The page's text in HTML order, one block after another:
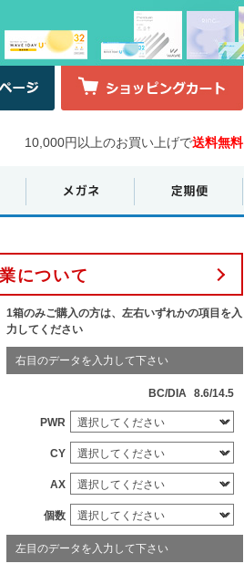
10,000円以上のお買い上げで送料無料
について
1箱のみご購入の方は、左右いずれかの項目を入
力してください
右目のデータを入力して下さい
BC/DIA 8.6/14.5
PWR
CY
AX
個数
左目のデータを入力して下さい